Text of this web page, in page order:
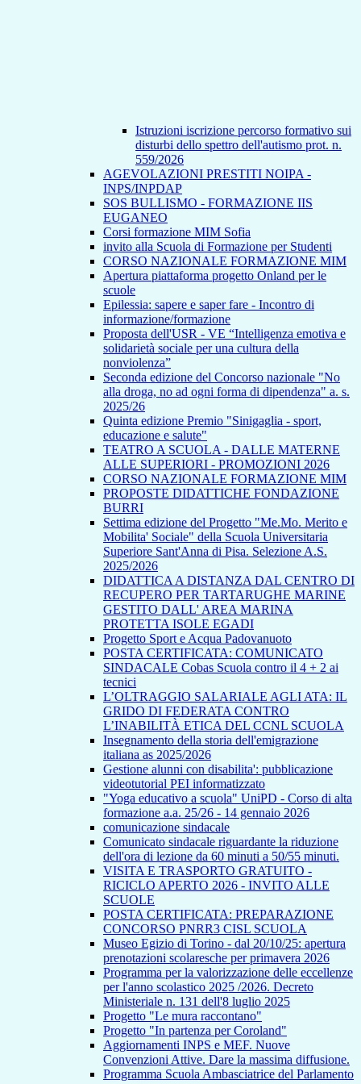
Istruzioni iscrizione percorso formativo sui
disturbi dello spettro dell'autismo prot. n.
559/2026
AGEVOLAZIONI PRESTITI NOIPA -
INPS/INPDAP
SOS BULLISMO - FORMAZIONE IIS
EUGANEO
Corsi formazione MIM Sofia
invito alla Scuola di Formazione per Studenti
CORSO NAZIONALE FORMAZIONE MIM
Apertura piattaforma progetto Onland per le
scuole
Epilessia: sapere e saper fare - Incontro di
informazione/formazione
Proposta dell'USR - VE “Intelligenza emotiva e
solidarietà sociale per una cultura della
nonviolenza”
Seconda edizione del Concorso nazionale "No
alla droga, no ad ogni forma di dipendenza" a. s.
2025/26
Quinta edizione Premio "Sinigaglia - sport,
educazione e salute"
TEATRO A SCUOLA - DALLE MATERNE
ALLE SUPERIORI - PROMOZIONI 2026
CORSO NAZIONALE FORMAZIONE MIM
PROPOSTE DIDATTICHE FONDAZIONE
BURRI
Settima edizione del Progetto "Me.Mo. Merito e
Mobilita' Sociale" della Scuola Universitaria
Superiore Sant'Anna di Pisa. Selezione A.S.
2025/2026
DIDATTICA A DISTANZA DAL CENTRO DI
RECUPERO PER TARTARUGHE MARINE
GESTITO DALL' AREA MARINA
PROTETTA ISOLE EGADI
Progetto Sport e Acqua Padovanuoto
POSTA CERTIFICATA: COMUNICATO
SINDACALE Cobas Scuola contro il 4 + 2 ai
tecnici
L’OLTRAGGIO SALARIALE AGLI ATA: IL
GRIDO DI FEDERATA CONTRO
L’INABILITÀ ETICA DEL CCNL SCUOLA
Insegnamento della storia dell'emigrazione
italiana as 2025/2026
Gestione alunni con disabilita': pubblicazione
videotutorial PEI informatizzato
"Yoga educativo a scuola" UniPD - Corso di alta
formazione a.a. 25/26 - 14 gennaio 2026
comunicazione sindacale
Comunicato sindacale riguardante la riduzione
dell'ora di lezione da 60 minuti a 50/55 minuti.
VISITA E TRASPORTO GRATUITO -
RICICLO APERTO 2026 - INVITO ALLE
SCUOLE
POSTA CERTIFICATA: PREPARAZIONE
CONCORSO PNRR3 CISL SCUOLA
Museo Egizio di Torino - dal 20/10/25: apertura
prenotazioni scolaresche per primavera 2026
Programma per la valorizzazione delle eccellenze
per l'anno scolastico 2025 /2026. Decreto
Ministeriale n. 131 dell'8 luglio 2025
Progetto "Le mura raccontano"
Progetto "In partenza per Coroland"
Aggiornamenti INPS e MEF. Nuove
Convenzioni Attive. Dare la massima diffusione.
Programma Scuola Ambasciatrice del Parlamento